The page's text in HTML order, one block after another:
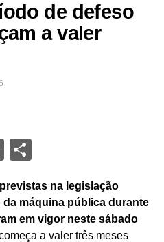
de defeso
a valer
LinkedIn
Share
na legislação
máquina pública durante
em vigor neste sábado
a valer três meses